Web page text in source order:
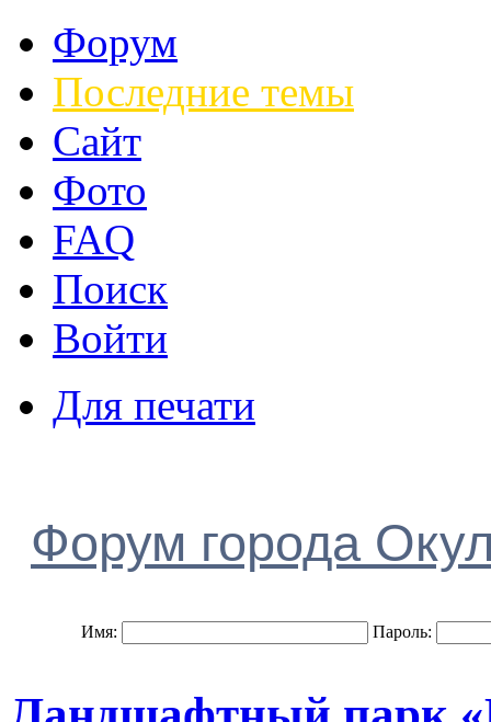
Форум
Последние темы
Сайт
Фото
FAQ
Поиск
Войти
Для печати
Форум города
Имя: Пароль: